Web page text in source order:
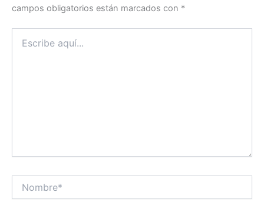
campos obligatorios están marcados con *
aquí...